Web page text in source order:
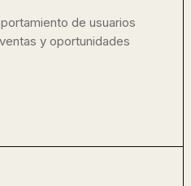
de usuarios
y oportunidades